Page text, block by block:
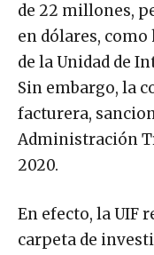
de 22 millones,
en dólares,
de la Unidad de
Sin embargo, la
facturera,
Administración
2020.
En efecto, la UIF
carpeta de